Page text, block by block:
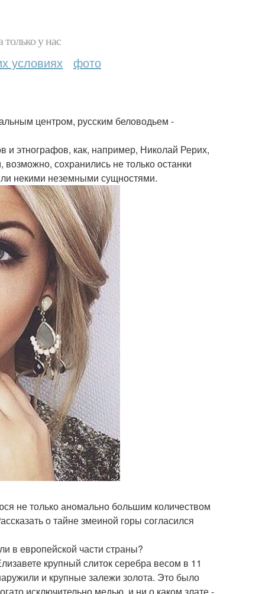
у нас
условиях фото
центром, русским беловодьем -
и этнографов, как, например, Николай Рерих,
сохранились не только останки
некими неземными сущностями.
не только аномально большим количеством
о тайне змеиной горы согласился
в европейской части страны?
крупный слиток серебра весом в 11
и крупные залежи золота. Это было